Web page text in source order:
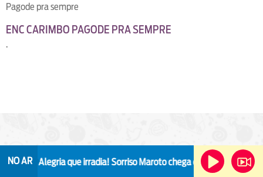
Pagode pra sempre
ENC CARIMBO PAGODE PRA SEMPRE
.
NO AR
Dia Alegria que irradia!Sorriso Maroto chega em Niterói com a